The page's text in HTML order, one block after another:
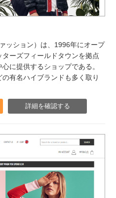
ッション）は、1996年にオープ
ーズフィールドタウンを拠点
に提供するショップである。
有名ハイブランドも多く取り
詳細を確認する